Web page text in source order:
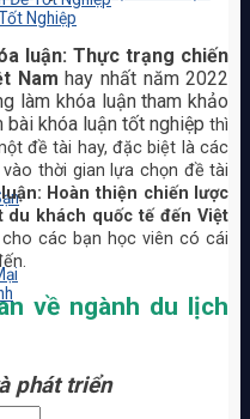
Nghiệp
luận: Thực trạng chiến
Namhay nhất năm 2022
làm khóa luận tham khảo
bài khóa luận tốt nghiệp thì
đề tài hay, đặc biệt là các
thời gian lựa chọn đề tài
Hoàn thiện chiến lược
khách quốc tế đến Việt
các bạn học viên có cái
về ngành du lịch
phát triển